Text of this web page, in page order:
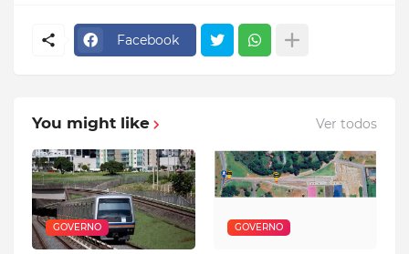
Facebook
You might like Ver todos
GOVERNO GOVERNO